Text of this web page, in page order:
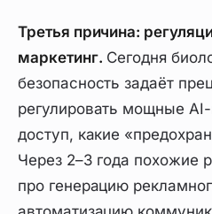
Третья причина:
маркетинг. Сегодня
безопасность задаёт
регулировать мощные
доступ, какие
Через 2–3 года похожие
про генерацию